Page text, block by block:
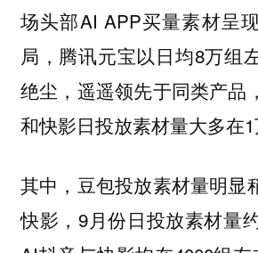
场头部AI APP买量素材呈
局，腾讯元宝以日均8万组
绝尘，遥遥领先于同类产品
和快影日投放素材量大多在1
其中，豆包投放素材量明显
快影，9月份日投放素材量